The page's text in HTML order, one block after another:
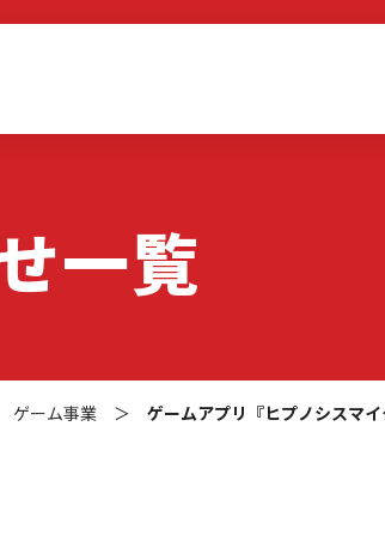
一覧
ゲーム事業 ＞ ゲームアプリ『ヒプノシス